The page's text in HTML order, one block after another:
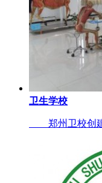
卫生学校
郑州卫校创建